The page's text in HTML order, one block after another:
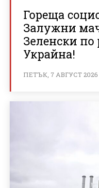
Гореща
Залужни
Зеленски по
Украйна!
ПЕТЪК, 7 АВГУСТ 2026